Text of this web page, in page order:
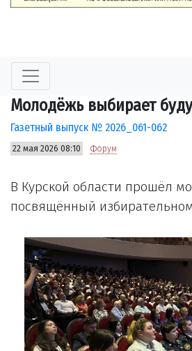
Молодёжь выбирает
Газетный выпуск № 2026_061-062
22 мая 2026 08:10 Форум
В Курской области прошёл
посвящённый